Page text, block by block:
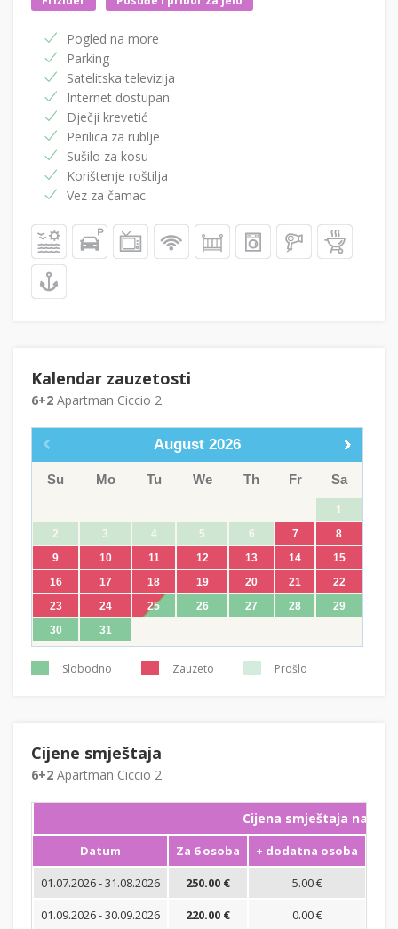
Pogled na more
Parking
Satelitska televizija
Internet dostupan
Dječji krevetić
Perilica za rublje
Sušilo za kosu
Korištenje roštilja
Vez za čamac
Kalendar zauzetosti
6+2 Apartman Ciccio 2
August 2026
Su Mo Tu We Th Fr Sa
1
2
3 4 5 6 7
8
9
10 11 12 13 14
15
16
17 18 19 20 21
22
23
24 25 26 27 28
29
30
31
Slobodno Zauzeto Prošlo
Cijene smještaja
6+2 Apartman Ciccio 2
Cijena smještaja na noć
Datum Za 6 osoba + dodatna osoba
01.07.2026 - 31.08.2026
250.00 €
5.00 €
01.09.2026 - 30.09.2026
220.00 €
0.00 €